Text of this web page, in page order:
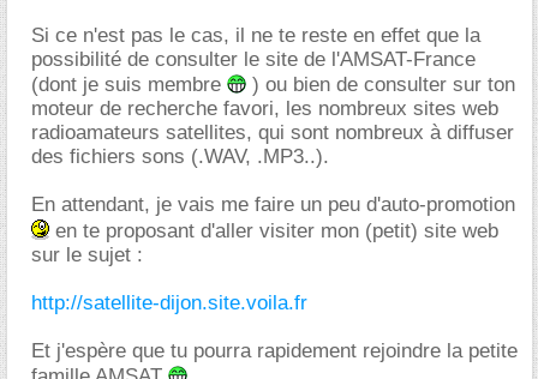
Si ce n'est pas le cas, il ne te reste en effet que la
possibilité de consulter le site de l'AMSAT-France
(dont je suis membre
) ou bien de consulter sur ton
moteur de recherche favori, les nombreux sites web
radioamateurs satellites, qui sont nombreux à diffuser
des fichiers sons (.WAV, .MP3..).
En attendant, je vais me faire un peu d'auto-promotion
en te proposant d'aller visiter mon (petit) site web
sur le sujet :
http://satellite-dijon.site.voila.fr
Et j'espère que tu pourra rapidement rejoindre la petite